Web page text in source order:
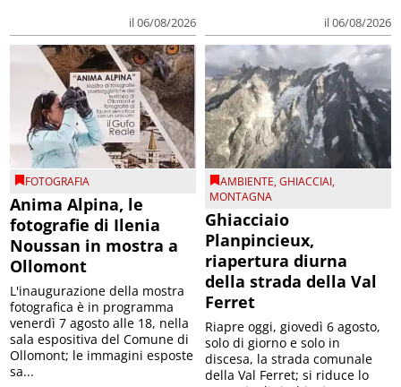
il 06/08/2026 il 06/08/2026
FOTOGRAFIA
Anima Alpina, le
fotografie di Ilenia
Noussan in mostra a
Ollomont
L'inaugurazione della mostra
fotografica è in programma
venerdì 7 agosto alle 18, nella
sala espositiva del Comune di
Ollomont; le immagini esposte
sa...
AMBIENTE,GHIACCIAI,
MONTAGNA
Ghiacciaio
Planpincieux,
riapertura diurna
della strada della Val
Ferret
Riapre oggi, giovedì 6 agosto,
solo di giorno e solo in
discesa, la strada comunale
della Val Ferret; si riduce lo